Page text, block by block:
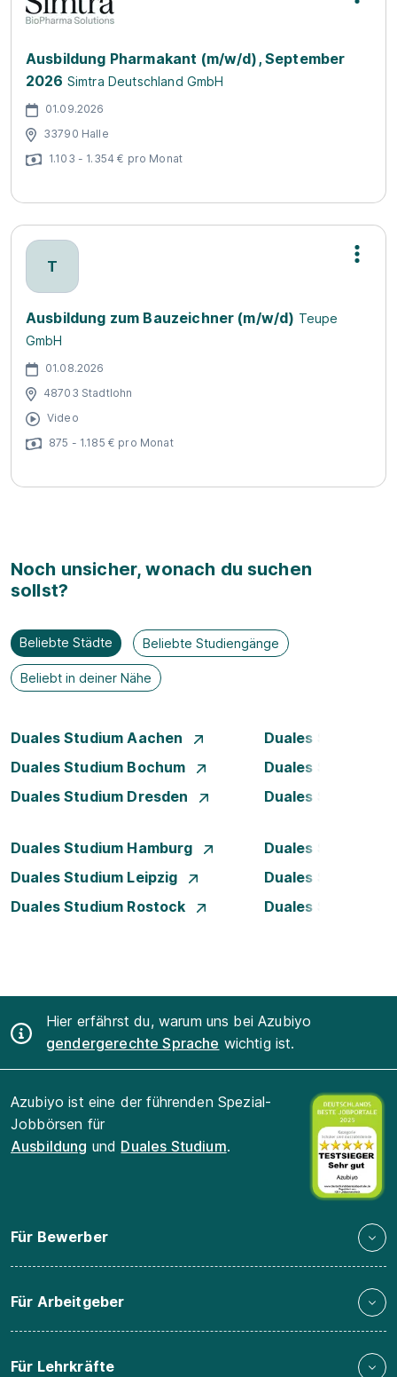
Ausbildung Pharmakant (m/w/d), September
2026 Simtra Deutschland GmbH
01.09.2026
33790 Halle
1.103 - 1.354 € pro Monat
T
Ausbildung zum Bauzeichner (m/w/d) Teupe
GmbH
01.08.2026
48703 Stadtlohn
Video
875 - 1.185 € pro Monat
Noch unsicher, wonach du suchen
sollst?
Beliebte Städte Beliebte Studiengänge
Beliebt in deiner Nähe
Duales Studium Aachen
Duales Studium
Duales Studium Bochum
Duales Studium
Duales Studium Dresden
Duales Studium
Duales Studium Hamburg
Duales Studium
Duales Studium Leipzig
Duales Studium
Duales Studium Rostock
Duales Studium
Hier erfährst du, warum uns bei Azubiyo
gendergerechte Sprache wichtig ist.
Azubiyo ist eine der führenden Spezial-
Jobbörsen für
Ausbildung und Duales Studium.
Für Bewerber
Für Arbeitgeber
Für Lehrkräfte